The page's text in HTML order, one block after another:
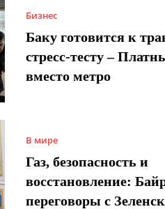
Бизнес
Баку готовится к
стресс-тесту –
вместо метро
В мире
Газ, безопасность и
восстановление:
переговоры с